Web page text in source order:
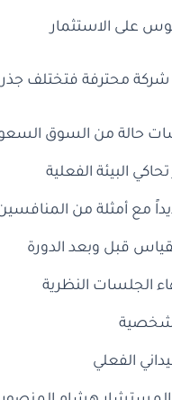
على الاستثمار
شركة محترفة فتختلف
حالة من السوق
البيئة الفعلية
أمثلة من
قبل وبعد الدورة
شخصية
الفعلي